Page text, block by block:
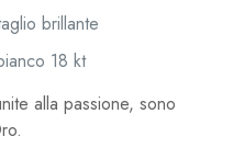
brillante
18 kt
alla passione, sono